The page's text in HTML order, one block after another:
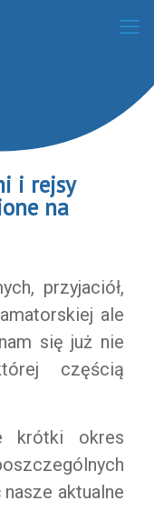
i rejsy
na
przyjaciół,
ale
się już nie
częścią
krótki okres
aktualne